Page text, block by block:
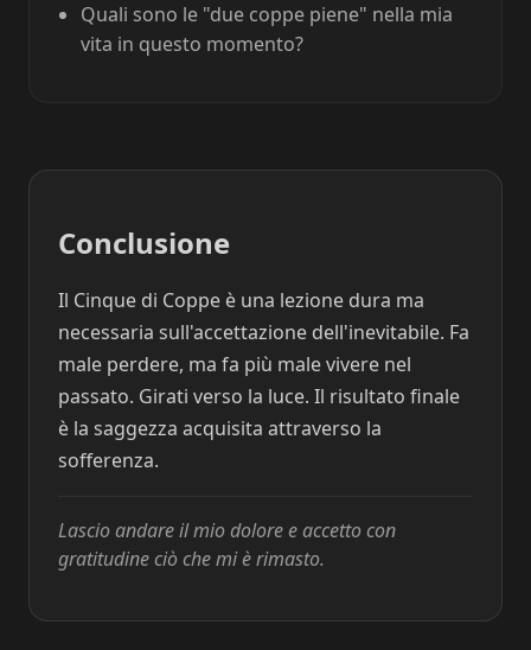
Quali sono le "due coppe piene" nella mia
vita in questo momento?
Conclusione
Il Cinque di Coppe è una lezione dura ma
necessaria sull'accettazione dell'inevitabile. Fa
male perdere, ma fa più male vivere nel
passato. Girati verso la luce. Il risultato finale
è la saggezza acquisita attraverso la
sofferenza.
Lascio andare il mio dolore e accetto con
gratitudine ciò che mi è rimasto.